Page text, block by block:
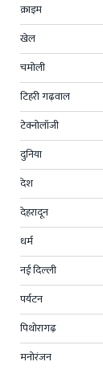
क्राइम
खेल
चमोली
टिहरी गढ़वाल
टेक्नोलॉजी
दुनिया
देश
देहरादून
धर्म
नई दिल्ली
पर्यटन
पिथोरागढ़
मनोरंजन